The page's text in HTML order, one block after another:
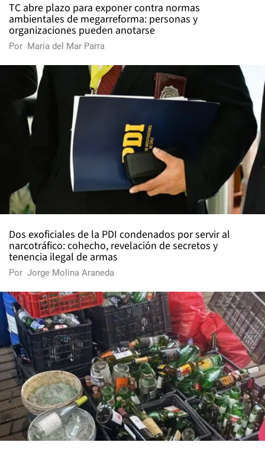
TC abre plazo para exponer contra normas
ambientales de megarreforma: personas y
organizaciones pueden anotarse
Por María del Mar Parra
Dos exoficiales de la PDI condenados por servir al
narcotráfico: cohecho, revelación de secretos y
tenencia ilegal de armas
Por Jorge Molina Araneda